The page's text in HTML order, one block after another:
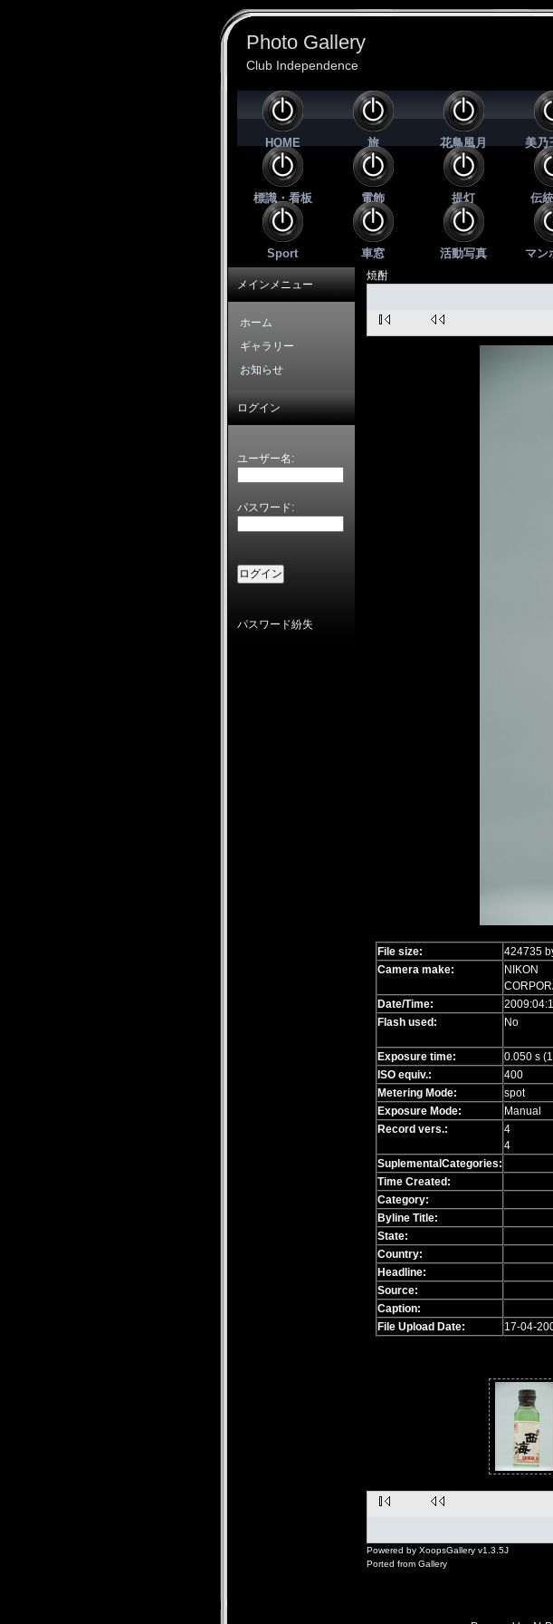
Photo Gallery
Club Independence
HOME 旅 花鳥風月 美乃
標識・看板 電飾 提灯 伝
Sport 車窓 活動写真 マン
焼酎
File size: 424735
Camera make:
NIKON
Date/Time:
Flash used:
No
Exposure time:
0.050 s
ISO equiv.:
400
Metering Mode:
spot
Exposure Mode:
Manual
Record vers.:
4
4
SuplementalCategories:
Time Created:
Category:
Byline Title:
State:
Country:
Headline:
Source:
Caption:
File Upload Date:
17-04-
Powered by XoopsGallery v1.3.5J
Ported from Gallery
メインメニュー
ホーム
ギャラリー
お知らせ
ログイン
ユーザー名:
パスワード:
パスワード紛失